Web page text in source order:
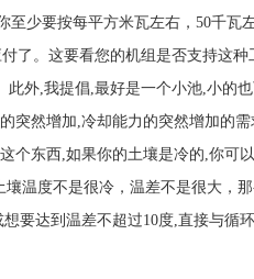
少要按每平方米瓦左右，50千瓦
了。这要看您的机组是否支持这
外,我提倡,最好是一个小池,小的
突然增加,冷却能力的突然增加的
个东西,如果你的土壤是冷的,你可
温度不是很冷，温差不是很大，那
要达到温差不超过10度,直接与循